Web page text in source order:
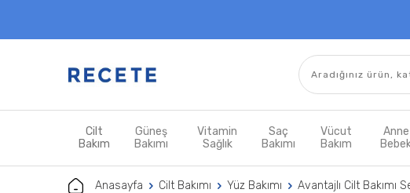
Cilt
Bakım
Güneş
Bakımı
Vitamin
Sağlık
Saç
Bakımı
Vücut
Bakım
Anne
Anasayfa Cilt Bakımı Yüz Bakımı Avantajlı Cilt Bakımı